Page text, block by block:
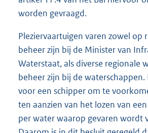
worden gevraagd.
Pleziervaartuigen varen zowel op
beheer zijn bij de Minister van
Waterstaat, als diverse regionale
beheer zijn bij de waterschappen.
voor een schipper om te
ten aanzien van het lozen van
per water waarop gevaren wordt